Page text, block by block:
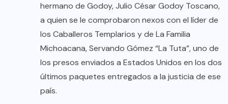
hermano de Godoy, Julio César Godoy Toscano,
a quien se le comprobaron nexos con el líder de
los Caballeros Templarios y de La Familia
Michoacana, Servando Gómez “La Tuta”, uno de
los presos enviados a Estados Unidos en los dos
últimos paquetes entregados a la justicia de ese
país.